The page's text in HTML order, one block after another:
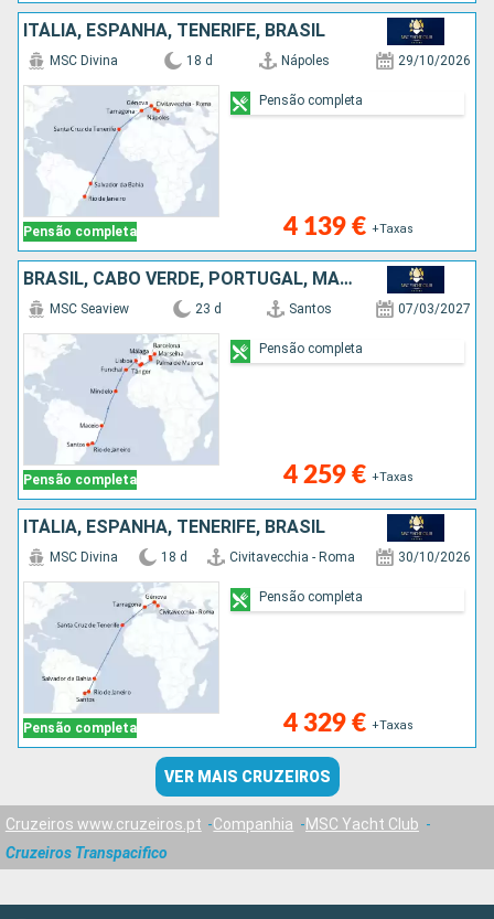
ITÁLIA, ESPANHA, TENERIFE, BRASIL
Pensão completa
MSC Divina 18 d Nápoles 29/10/2026
4 139 € +Taxas
Pensão completa
BRASIL, CABO VERDE, PORTUGAL, MARROCOS, MAIORCA, ESPANHA, FRANÇA
Pensão completa
MSC Seaview 23 d Santos 07/03/2027
4 259 € +Taxas
Pensão completa
ITÁLIA, ESPANHA, TENERIFE, BRASIL
Pensão completa
MSC Divina 18 d Civitavecchia - Roma 30/10/2026
4 329 € +Taxas
Pensão completa
VER MAIS CRUZEIROS
Cruzeiros www.cruzeiros.pt Companhia
MSC Yacht Club
Cruzeiros Transpacifico